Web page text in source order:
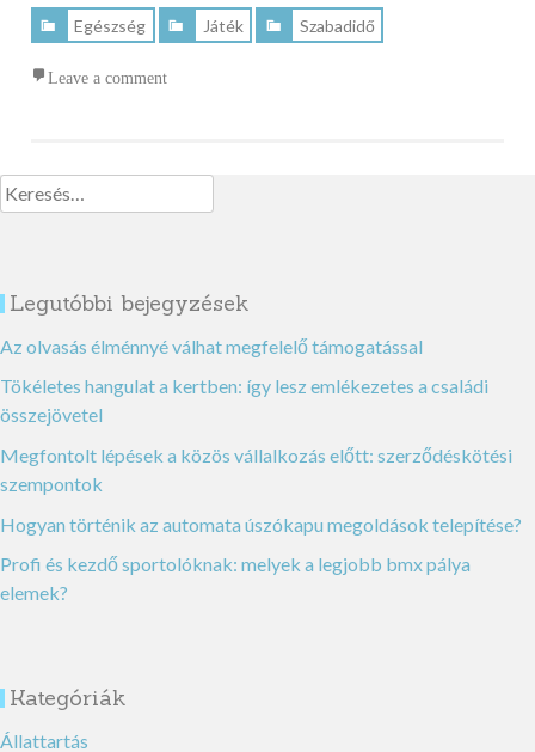
Egészség Játék Szabadidő
Leave a comment
Keresés:
Legutóbbi bejegyzések
Az olvasás élménnyé válhat megfelelő támogatással
Tökéletes hangulat a kertben: így lesz emlékezetes a családi
összejövetel
Megfontolt lépések a közös vállalkozás előtt: szerződéskötési
szempontok
Hogyan történik az automata úszókapu megoldások telepítése?
Profi és kezdő sportolóknak: melyek a legjobb bmx pálya
elemek?
Kategóriák
Állattartás